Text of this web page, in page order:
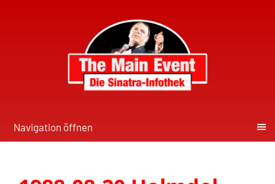
Navigation öffnen